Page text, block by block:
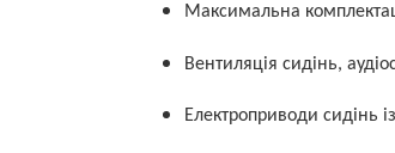
Максимальна
Вентиляція сидінь,
Електроприводи сидінь